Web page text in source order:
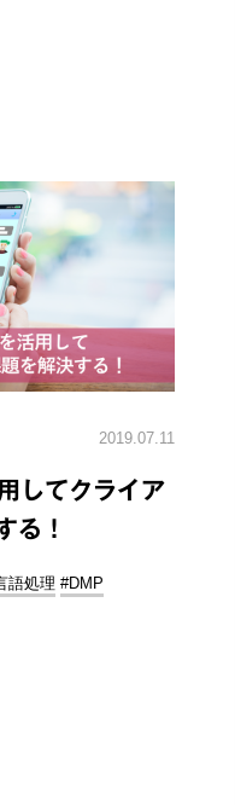
2019.07.11
してクライア
る！
語処理 #DMP